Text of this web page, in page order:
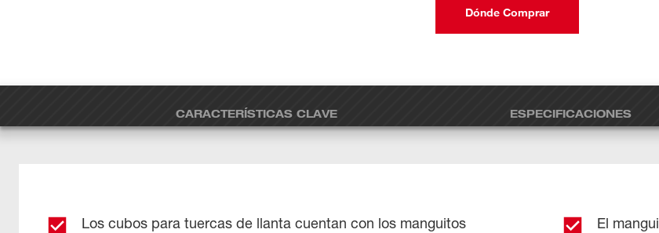
Dónde Comprar
CARACTERÍSTICAS CLAVE ESPECIFICACIONES
Los cubos para tuercas de llanta cuentan con los manguitos
El